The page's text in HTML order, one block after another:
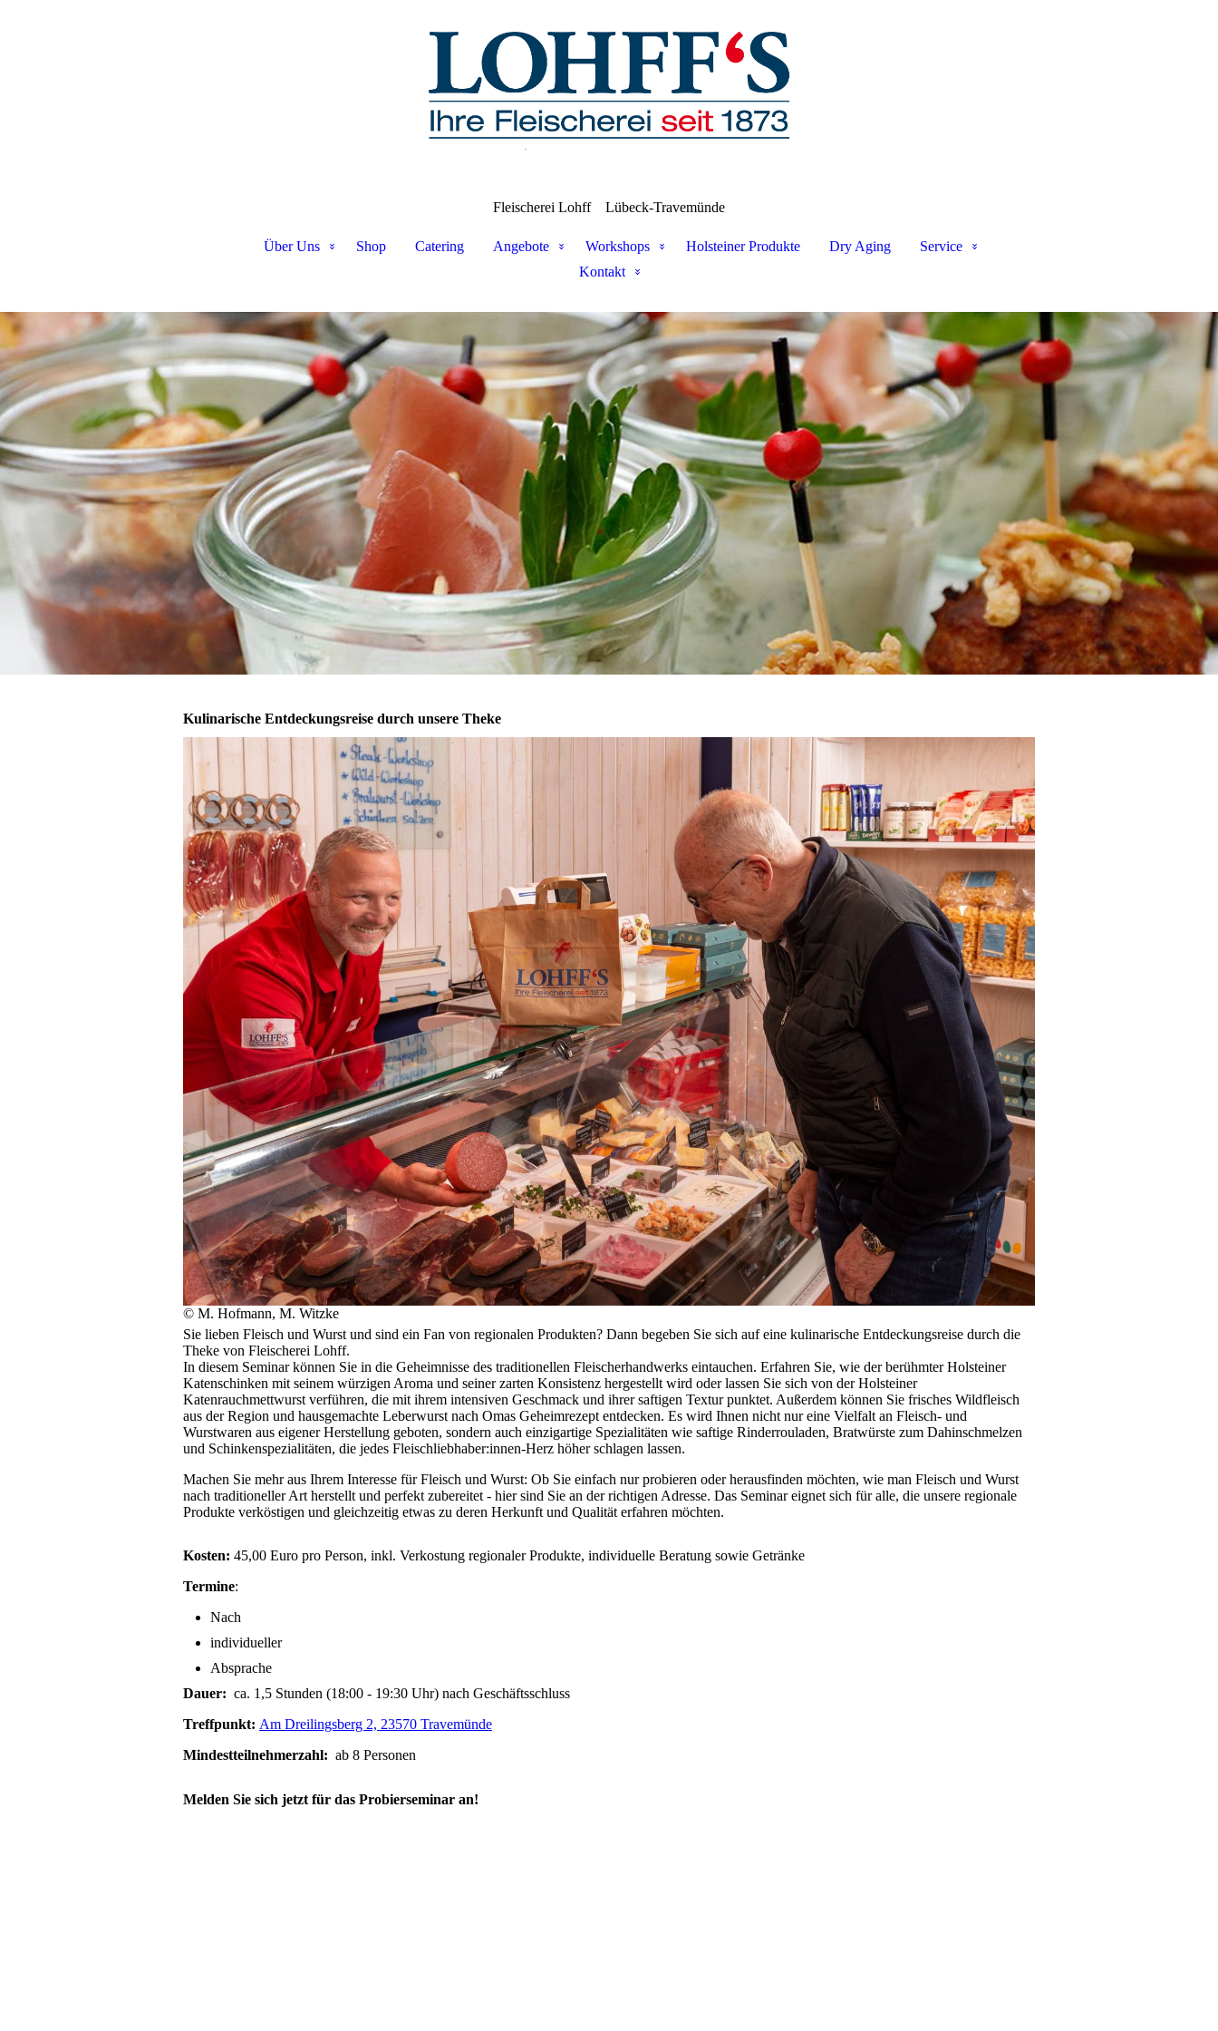
Fleischerei Lohff Lübeck-Travemünde
Über Uns Shop Catering Angebote Workshops Holsteiner Produkte Dry Aging
Service
Kontakt
Kulinarische Entdeckungsreise durch unsere Theke
© M. Hofmann, M. Witzke
Sie lieben Fleisch und Wurst und sind ein Fan von regionalen Produkten? Dann begeben Sie sich auf eine kulinarische Entdeckungsreise durch die
Theke von Fleischerei Lohff.
In diesem Seminar können Sie in die Geheimnisse des traditionellen Fleischerhandwerks eintauchen. Erfahren Sie, wie der berühmter Holsteiner
Katenschinken mit seinem würzigen Aroma und seiner zarten Konsistenz hergestellt wird oder lassen Sie sich von der Holsteiner
Katenrauchmettwurst verführen, die mit ihrem intensiven Geschmack und ihrer saftigen Textur punktet. Außerdem können Sie frisches Wildfleisch
aus der Region und hausgemachte Leberwurst nach Omas Geheimrezept entdecken. Es wird Ihnen nicht nur eine Vielfalt an Fleisch- und
Wurstwaren aus eigener Herstellung geboten, sondern auch einzigartige Spezialitäten wie saftige Rinderrouladen, Bratwürste zum Dahinschmelzen
und Schinkenspezialitäten, die jedes Fleischliebhaber:innen-Herz höher schlagen lassen.
Machen Sie mehr aus Ihrem Interesse für Fleisch und Wurst: Ob Sie einfach nur probieren oder herausfinden möchten, wie man Fleisch und Wurst
nach traditioneller Art herstellt und perfekt zubereitet - hier sind Sie an der richtigen Adresse. Das Seminar eignet sich für alle, die unsere regionale
Produkte verköstigen und gleichzeitig etwas zu deren Herkunft und Qualität erfahren möchten.
Kosten: 45,00 Euro pro Person, inkl. Verkostung regionaler Produkte, individuelle Beratung sowie Getränke
Termine:
Nach
individueller
Absprache
Dauer: ca. 1,5 Stunden (18:00 - 19:30 Uhr) nach Geschäftsschluss
Treffpunkt: Am Dreilingsberg 2, 23570 Travemünde
Mindestteilnehmerzahl: ab 8 Personen
Melden Sie sich jetzt für das Probierseminar an!